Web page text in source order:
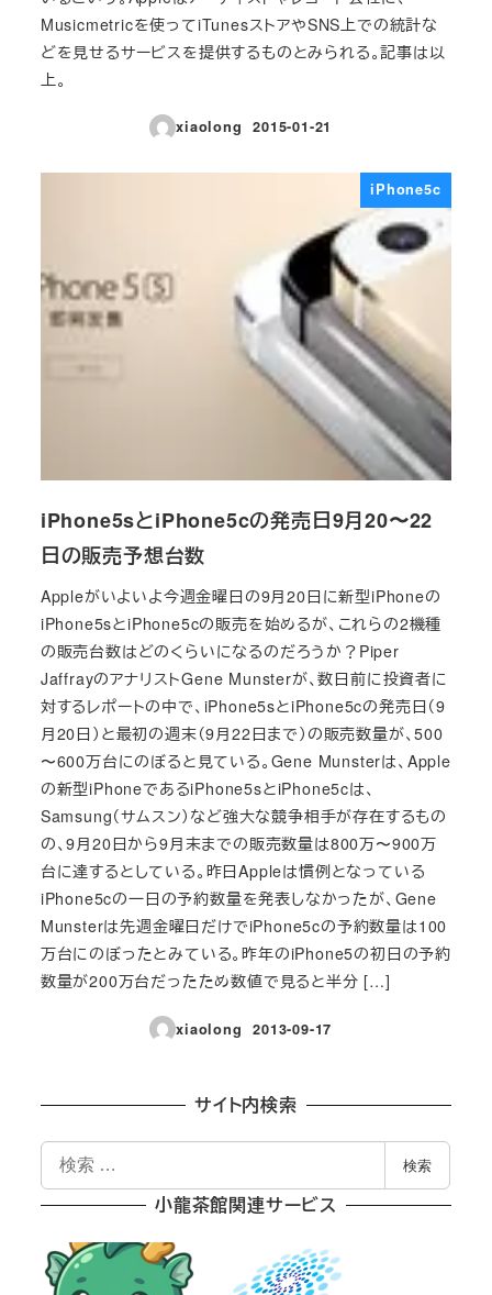
Musicmetricを使ってiTunesストアやSNS上での統計な
どを見せるサービスを提供するものとみられる。記事は以
上。
xiaolong
投稿日
2015-01-21
iPhone5c
iPhone5sとiPhone5cの発売日9月20〜22
日の販売予想台数
Appleがいよいよ今週金曜日の9月20日に新型iPhoneの
iPhone5sとiPhone5cの販売を始めるが、これらの2機種
の販売台数はどのくらいになるのだろうか？Piper
JaffrayのアナリストGene Munsterが、数日前に投資者に
対するレポートの中で、iPhone5sとiPhone5cの発売日（9
月20日）と最初の週末（9月22日まで）の販売数量が、500
〜600万台にのぼると見ている。Gene Munsterは、Apple
の新型iPhoneであるiPhone5sとiPhone5cは、
Samsung（サムスン）など強大な競争相手が存在するもの
の、9月20日から9月末までの販売数量は800万〜900万
台に達するとしている。昨日Appleは慣例となっている
iPhone5cの一日の予約数量を発表しなかったが、Gene
Munsterは先週金曜日だけでiPhone5cの予約数量は100
万台にのぼったとみている。昨年のiPhone5の初日の予約
数量が200万台だったため数値で見ると半分 […]
xiaolong
投稿日
2013-09-17
サイト内検索
索
検索
小龍茶館関連サービス